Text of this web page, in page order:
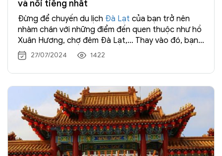
và nổi tiếng nhất
Đừng để chuyến du lịch Đà Lạt của bạn trở nên
nhàm chán với những điểm đến quen thuộc như hồ
Xuân Hương, chợ đêm Đà Lạt,… Thay vào đó, bạn
nên khám phá những địa danh mà chúng tôi chia sẻ
dưới đây.
27/07/2024 1422